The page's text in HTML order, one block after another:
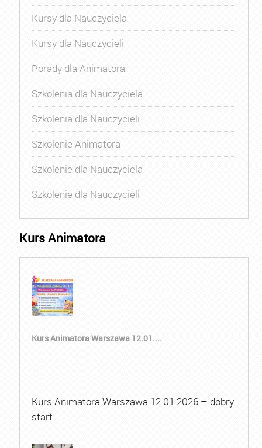
Kursy dla Nauczyciela
Kursy dla Nauczycieli
Porady dla Animatora
Szkolenia dla Nauczyciela
Szkolenia dla Nauczycieli
Szkolenie Animatora
Szkolenie dla Nauczyciela
Szkolenie dla Nauczycieli
Kurs Animatora
Kurs Animatora Warszawa 12.01....
Kurs Animatora Warszawa 12.01.2026 – dobry
start …